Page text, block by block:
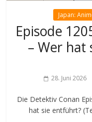
Japan:
Episode
– Wer hat
28. Juni 2026
Die Detektiv Conan
hat sie entführt?